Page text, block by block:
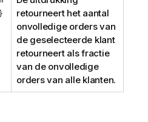
retourneert het aantal
onvolledige orders van
de geselecteerde klant
retourneert als fractie
van de onvolledige
orders van alle klanten.